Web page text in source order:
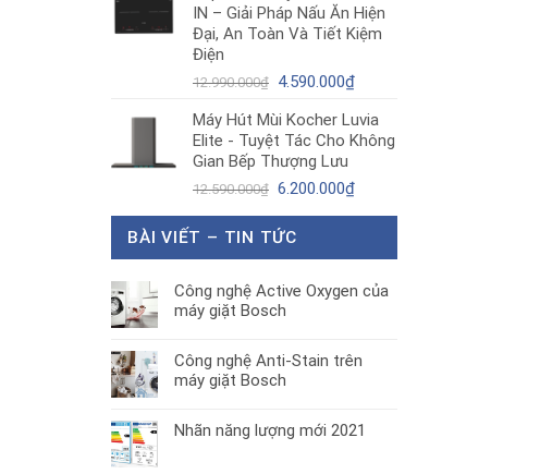
1.890.000₫.
là:
1.300.000₫.
IN – Giải Pháp Nấu Ăn Hiện
Đại, An Toàn Và Tiết Kiệm
Điện
12.990.000₫ Giá
là:
12.990.000₫.
4.590.000₫Giá
tại
là:
Máy Hút Mùi Kocher Luvia
Elite - Tuyệt Tác Cho Không
Gian Bếp Thượng Lưu
12.590.000₫ Giá
là:
6.200.000₫Giá
BÀI VIẾT – TIN TỨC
Công nghệ Active Oxygen của
máy giặt Bosch
Công nghệ Anti-Stain trên
máy giặt Bosch
Nhãn năng lượng mới 2021